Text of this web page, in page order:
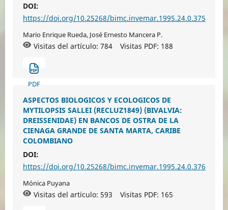
DOI:
https://doi.org/10.25268/bimc.invemar.1995.24.0.375
Mario Enrique Rueda, José Ernesto Mancera P.
Visitas del artículo: 784 Visitas PDF: 188
PDF
ASPECTOS BIOLOGICOS Y ECOLOGICOS DE
MYTILOPSIS SALLEI (RECLUZ1849) (BIVALVIA:
DREISSENIDAE) EN BANCOS DE OSTRA DE LA
CIENAGA GRANDE DE SANTA MARTA, CARIBE
COLOMBIANO
DOI:
https://doi.org/10.25268/bimc.invemar.1995.24.0.376
Mónica Puyana
Visitas del artículo: 593 Visitas PDF: 165